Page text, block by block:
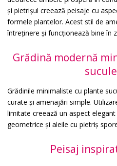
și pietrișul creează peisaje cu
formele plantelor. Acest stil de
întreținere și funcționează bine în
Grădină modernă
Grădinile minimaliste cu plante
curate și amenajări simple.
limitate creează un aspect
geometrice și aleile cu pietriș
Peisaj